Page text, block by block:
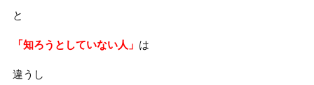
と
「知ろうとしていない人」 は
違うし